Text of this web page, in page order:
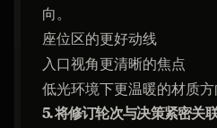
向。
座位区的更好动线
入口视角更清晰的焦点
低光环境下更温暖的材质方
5. 将修订轮次与决策紧密关